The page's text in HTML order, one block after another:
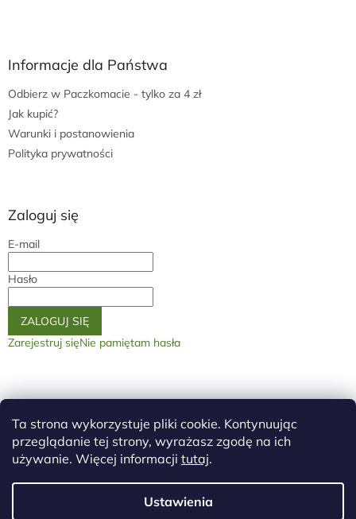
Ta strona wykorzystuje pliki cookie. Kontynuując
przeglądanie tej strony, wyrażasz zgodę na ich
używanie. Więcej informacji tutaj.
Ustawienia
Informacje dla Państwa
Odbierz w Paczkomacie - tylko za 4 zł
Jak kupić?
Warunki i postanowienia
Polityka prywatności
Zaloguj się
E-mail
Hasło
ZALOGUJ SIĘ
Zarejestruj sięNie pamiętam hasła
Opracował Shoptet